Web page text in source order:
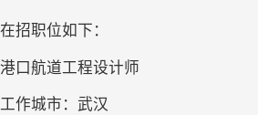
在招职位如下：
港口航道工程设计师
工作城市：武汉